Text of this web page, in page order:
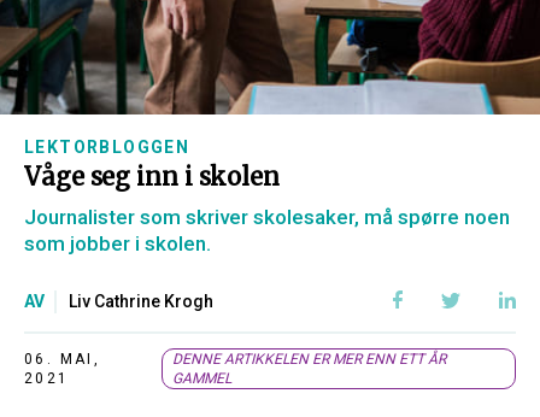
LEKTORBLOGGEN
Våge seg inn i skolen
Journalister som skriver skolesaker, må spørre noen
som jobber i skolen.
AV Liv Cathrine Krogh
06. MAI,
2021
DENNE ARTIKKELEN ER MER ENN ETT ÅR
GAMMEL